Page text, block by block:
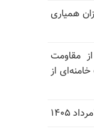
همیاری
مقاومت
از